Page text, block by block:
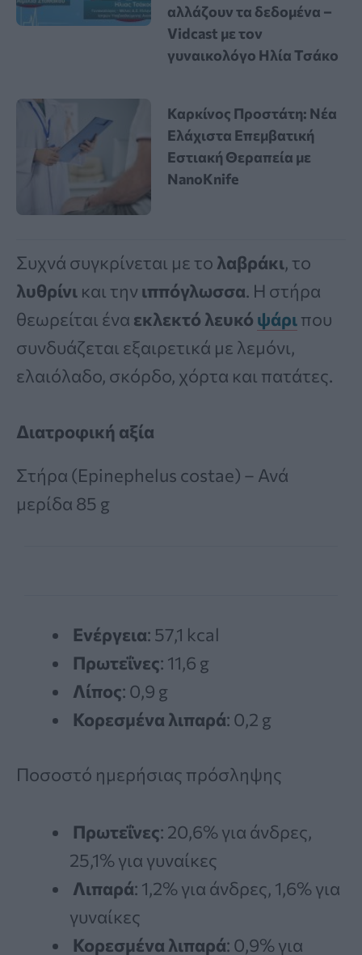
αλλάζουν τα δεδομένα –
Vidcast με τον
γυναικολόγο Ηλία Τσάκο
Καρκίνος Προστάτη: Νέα
Ελάχιστα Επεμβατική
Εστιακή Θεραπεία με
NanoKnife
Συχνά συγκρίνεται με το λαβράκι, το
λυθρίνι και την ιππόγλωσσα. Η στήρα
θεωρείται ένα εκλεκτό λευκό ψάριπου
συνδυάζεται εξαιρετικά με λεμόνι,
ελαιόλαδο, σκόρδο, χόρτα και πατάτες.
Διατροφική αξία
Στήρα (Epinephelus costae) – Ανά
μερίδα 85 g
Ενέργεια: 57,1 kcal
Πρωτεΐνες: 11,6 g
Λίπος: 0,9 g
Κορεσμένα λιπαρά: 0,2 g
Ποσοστό ημερήσιας πρόσληψης
Πρωτεΐνες: 20,6% για άνδρες,
25,1% για γυναίκες
Λιπαρά: 1,2% για άνδρες, 1,6% για
γυναίκες
Κορεσμένα λιπαρά: 0,9% για